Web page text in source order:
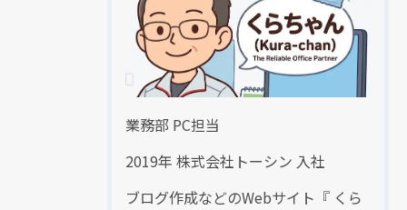
業務部 PC担当
2019年 株式会社トーシン 入社
ブログ作成などのWebサイト『 くら